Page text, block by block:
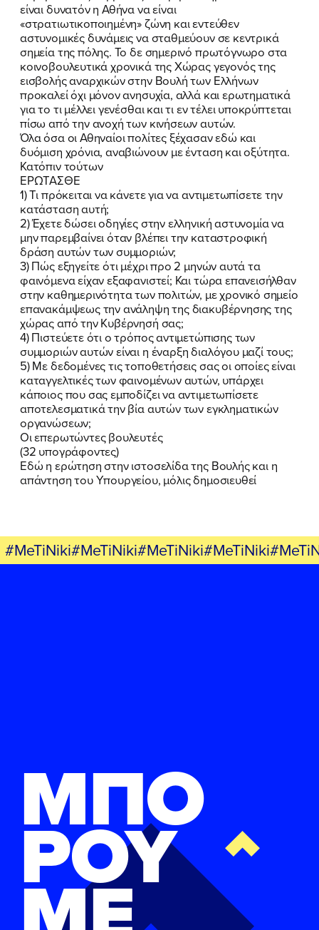
ΠΟΙΑ ΕΙΜΑΙ
ΕΡΓΟ
ΕΚΔΗΛΩΣΕΙΣ
ΝΕΑ
ΕΛΑ ΚΙ ΕΣΥ
FB IN TW YT LN VB TIKTOK
είναι δυνατόν η Αθήνα να είναι
«στρατιωτικοποιημένη» ζώνη και εντεύθεν
αστυνομικές δυνάμεις να σταθμεύουν σε κεντρικά
σημεία της πόλης. Το δε σημερινό πρωτόγνωρο στα
κοινοβουλευτικά χρονικά της Χώρας γεγονός της
εισβολής αναρχικών στην Βουλή των Ελλήνων
προκαλεί όχι μόνον ανησυχία, αλλά και ερωτηματικά
για το τι μέλλει γενέσθαι και τι εν τέλει υποκρύπτεται
πίσω από την ανοχή των κινήσεων αυτών.
Όλα όσα οι Αθηναίοι πολίτες ξέχασαν εδώ και
δυόμιση χρόνια, αναβιώνουν με ένταση και οξύτητα.
Κατόπιν τούτων
ΕΡΩΤΑΣΘΕ
1) Τι πρόκειται να κάνετε για να αντιμετωπίσετε την
κατάσταση αυτή;
2) Έχετε δώσει οδηγίες στην ελληνική αστυνομία να
μην παρεμβαίνει όταν βλέπει την καταστροφική
δράση αυτών των συμμοριών;
3) Πώς εξηγείτε ότι μέχρι προ 2 μηνών αυτά τα
φαινόμενα είχαν εξαφανιστεί; Και τώρα επανεισήλθαν
στην καθημερινότητα των πολιτών, με χρονικό σημείο
επανακάμψεως την ανάληψη της διακυβέρνησης της
χώρας από την Κυβέρνησή σας;
4) Πιστεύετε ότι ο τρόπος αντιμετώπισης των
συμμοριών αυτών είναι η έναρξη διαλόγου μαζί τους;
5) Με δεδομένες τις τοποθετήσεις σας οι οποίες είναι
καταγγελτικές των φαινομένων αυτών, υπάρχει
κάποιος που σας εμποδίζει να αντιμετωπίσετε
αποτελεσματικά την βία αυτών των εγκληματικών
οργανώσεων;
Οι επερωτώντες βουλευτές
(32 υπογράφοντες)
Εδώ η ερώτηση στην ιστοσελίδα της Βουλής και η
απάντηση του Υπουργείου, μόλις δημοσιευθεί
ΜΠΟ
ΡΟΥ